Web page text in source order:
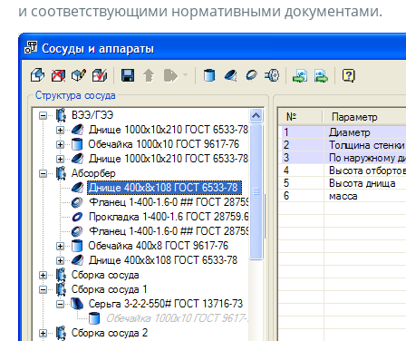
и соответствующими нормативными документами.